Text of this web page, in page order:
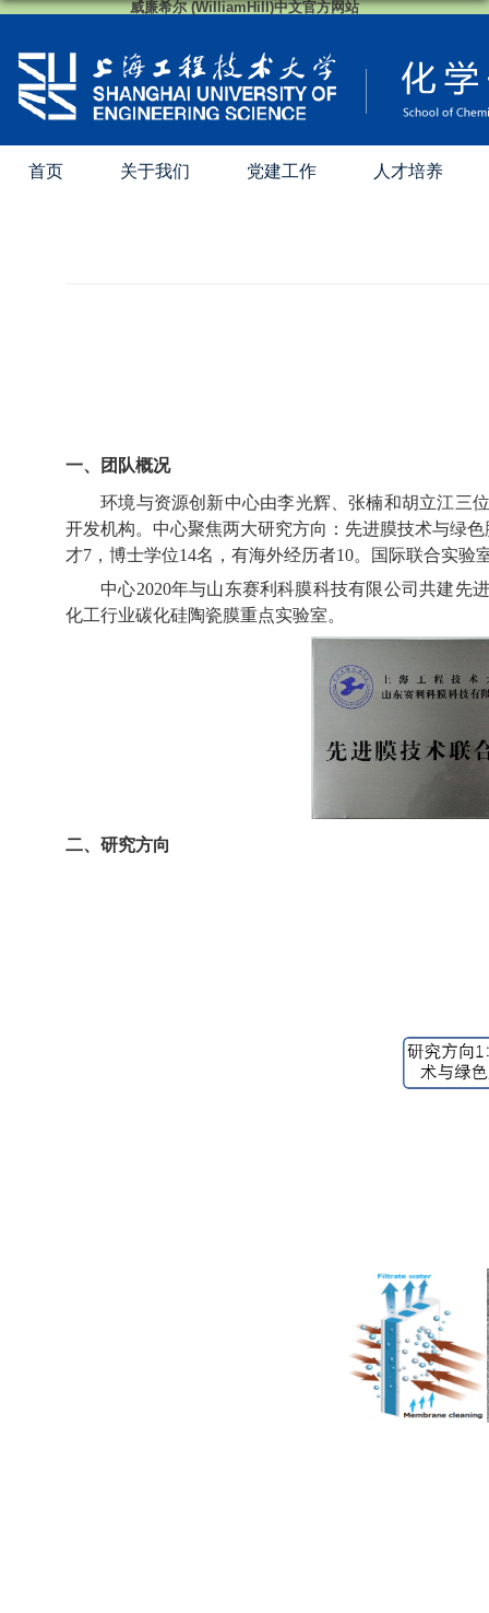
威廉希尔 (WilliamHill)中文官方网站
首页 关于我们 党建工作 人才培养
一、团队概况
环境与资源创新中心由李光辉、张楠和胡立江三
开发机构。中心聚焦两大研究方向：先进膜技术与绿
才7 ， 博士学位14名，有海外经历者10。国际联合实验
中心2020年与山东赛利科膜科技有限公司共建先
化工行业碳化硅陶瓷膜重点实验室。
二、研究方向